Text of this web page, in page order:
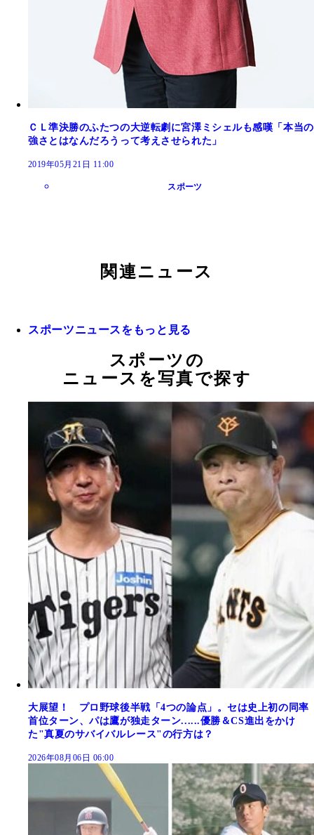
ＣＬ準決勝のふたつの大逆転劇に宮澤ミシェルも感嘆「本当の
強さとはなんだろうって考えさせられた」
2019年05月21日 11:00
スポーツ
関連ニュース
スポーツニュースをもっと見る
スポーツの
ニュースを写真で探す
大展望！ プロ野球後半戦「4つの論点」。セは史上初の同率
首位ターン、パは鷹が独走ターン......優勝＆CS進出をかけ
た"真夏のサバイバルレース"の行方は？
2026年08月06日 06:00